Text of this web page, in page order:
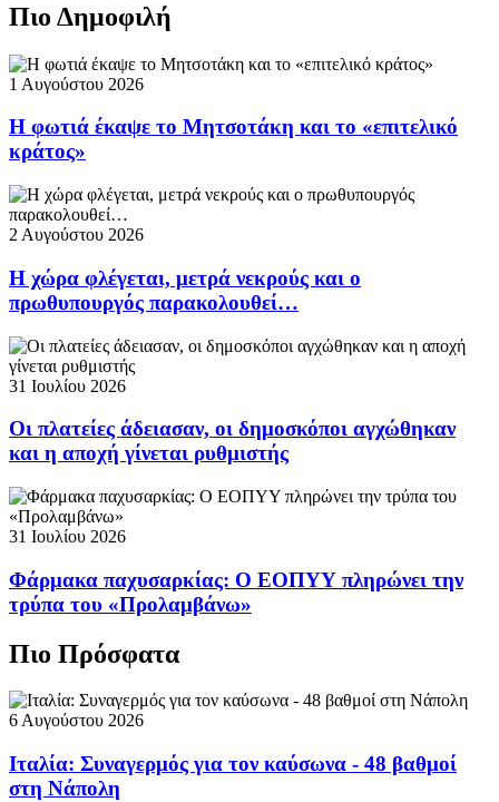
Πιο Δημοφιλή
1 Αυγούστου 2026
Η φωτιά έκαψε το Μητσοτάκη και το «επιτελικό
κράτος»
2 Αυγούστου 2026
Η χώρα φλέγεται, μετρά νεκρούς και ο
πρωθυπουργός παρακολουθεί…
31 Ιουλίου 2026
Οι πλατείες άδειασαν, οι δημοσκόποι αγχώθηκαν
και η αποχή γίνεται ρυθμιστής
31 Ιουλίου 2026
Φάρμακα παχυσαρκίας: Ο ΕΟΠΥΥ πληρώνει την
τρύπα του «Προλαμβάνω»
Πιο Πρόσφατα
6 Αυγούστου 2026
Ιταλία: Συναγερμός για τον καύσωνα - 48 βαθμοί
στη Νάπολη